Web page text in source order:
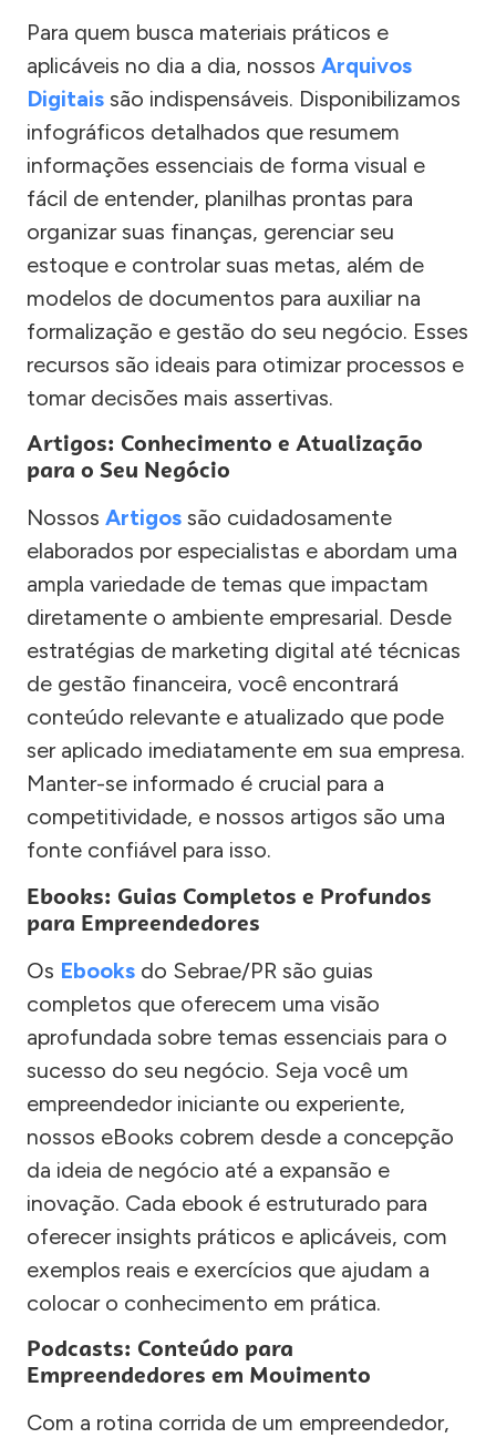
Para quem busca materiais práticos e
aplicáveis no dia a dia, nossos Arquivos
Digitais são indispensáveis. Disponibilizamos
infográficos detalhados que resumem
informações essenciais de forma visual e
fácil de entender, planilhas prontas para
organizar suas finanças, gerenciar seu
estoque e controlar suas metas, além de
modelos de documentos para auxiliar na
formalização e gestão do seu negócio. Esses
recursos são ideais para otimizar processos e
tomar decisões mais assertivas.
Artigos: Conhecimento e Atualização
para o Seu Negócio
Nossos Artigos são cuidadosamente
elaborados por especialistas e abordam uma
ampla variedade de temas que impactam
diretamente o ambiente empresarial. Desde
estratégias de marketing digital até técnicas
de gestão financeira, você encontrará
conteúdo relevante e atualizado que pode
ser aplicado imediatamente em sua empresa.
Manter-se informado é crucial para a
competitividade, e nossos artigos são uma
fonte confiável para isso.
Ebooks: Guias Completos e Profundos
para Empreendedores
Os Ebooks do Sebrae/PR são guias
completos que oferecem uma visão
aprofundada sobre temas essenciais para o
sucesso do seu negócio. Seja você um
empreendedor iniciante ou experiente,
nossos eBooks cobrem desde a concepção
da ideia de negócio até a expansão e
inovação. Cada ebook é estruturado para
oferecer insights práticos e aplicáveis, com
exemplos reais e exercícios que ajudam a
colocar o conhecimento em prática.
Podcasts: Conteúdo para
Empreendedores em Movimento
Com a rotina corrida de um empreendedor,